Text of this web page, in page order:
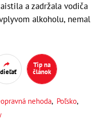
a zadržala vodiča
alkoholu, nemal
Tip na
článok
nehoda, Poľsko,